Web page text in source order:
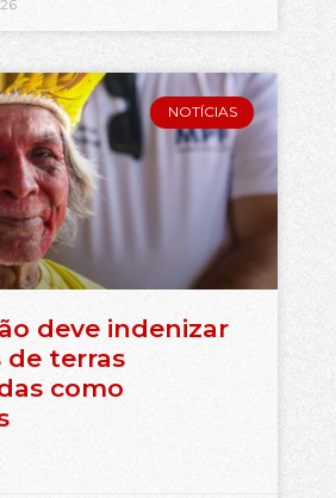
NOTÍCIAS
deve indenizar
de terras
como